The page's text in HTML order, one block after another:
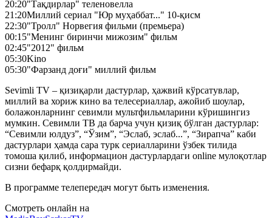
20:20"Тақдирлар" теленовелла
21:20Миллий сериал "Юр муҳаббат..." 10-қисм
22:30"Тролл" Норвегия фильми (премьера)
00:15"Менинг биринчи мижозим" фильм
02:45"2012" фильм
05:30Kino
05:30"Фарзанд доғи" миллий фильм
Sevimli TV – қизиқарли дастурлар, ҳажвий кўрсатувлар,
миллий ва хориж кино ва телесериаллар, ажойиб шоулар,
болажонларнинг севимли мультфильмларини кўришингиз
мумкин. Севимли ТВ да барча учун қизиқ бўлган дастурлар:
“Севимли юлдуз”, “Ўзим”, “Эслаб, эслаб...”, “Зирапча” каби
дастурлари ҳамда сара турк сериалларини ўзбек тилида
томоша қилиб, информацион дастурлардаги online мулоқотлар
сизни бефарқ қолдирмайди.
В программе телепередач могут быть изменения.
Смотреть онлайн на